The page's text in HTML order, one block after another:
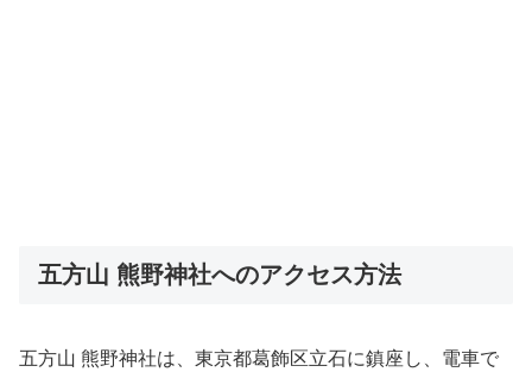
五方山 熊野神社へのアクセス方法
五方山 熊野神社は、東京都葛飾区立石に鎮座し、電車で